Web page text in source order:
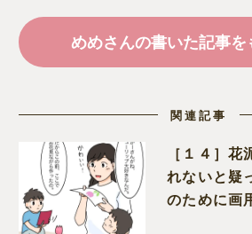
めめさんの書いた記事
関連記事
［１４］
れないと疑
のために画
プを作っ